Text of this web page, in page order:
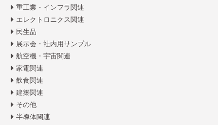
重工業・インフラ関連
エレクトロニクス関連
民生品
展示会・社内用サンプル
航空機・宇宙関連
家電関連
飲食関連
建築関連
その他
半導体関連